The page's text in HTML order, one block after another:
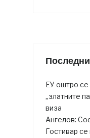
ЕУ оштро се
„златните
виза
Ангелов:
Гостивар